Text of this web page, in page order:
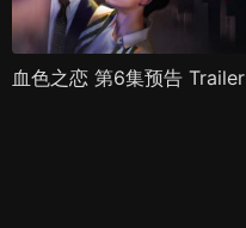
血色之恋 第6集预告 Trailer